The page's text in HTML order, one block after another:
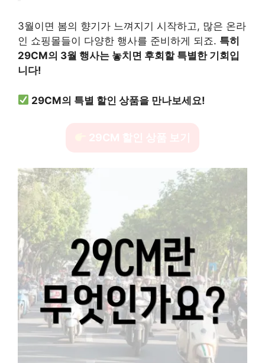
3월이면 봄의 향기가 느껴지기 시작하고, 많은 온라
인 쇼핑몰들이 다양한 행사를 준비하게 되죠. 특히
29CM의 3월 행사는 놓치면 후회할 특별한 기회입
니다!
29CM의 특별 할인 상품을 만나보세요!